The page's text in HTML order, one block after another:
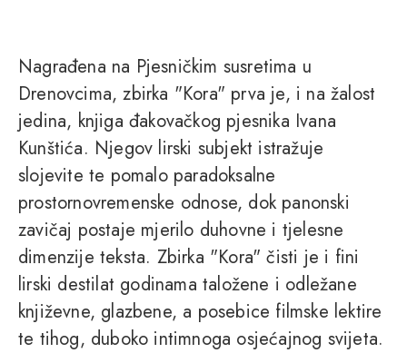
Nagrađena na Pjesničkim susretima u
Drenovcima, zbirka "Kora" prva je, i na žalost
jedina, knjiga đakovačkog pjesnika Ivana
Kunštića. Njegov lirski subjekt istražuje
slojevite te pomalo paradoksalne
prostornovremenske odnose, dok panonski
zavičaj postaje mjerilo duhovne i tjelesne
dimenzije teksta. Zbirka "Kora" čisti je i fini
lirski destilat godinama taložene i odležane
književne, glazbene, a posebice filmske lektire
te tihog, duboko intimnoga osjećajnog svijeta.